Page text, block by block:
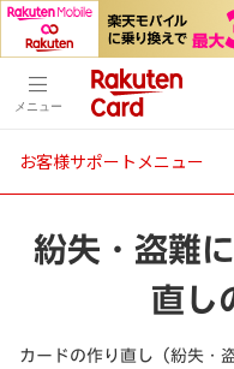
メニュー
お客様サポートメニュー
紛失・盗難
直し
カードの作り直し（紛失・